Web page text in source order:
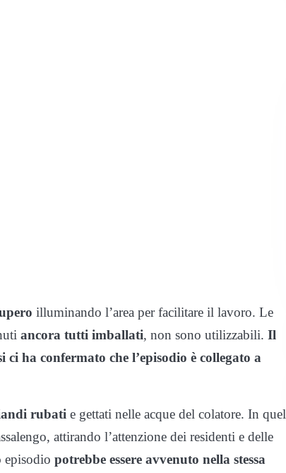
illuminando l’area per facilitare il lavoro. Le
ancora tutti imballati, non sono utilizzabili. Il
ha confermato che l’episodio è collegato a
rubati e gettati nelle acque del colatore. In quel
attirando l’attenzione dei residenti e delle
episodio potrebbe essere avvenuto nella stessa